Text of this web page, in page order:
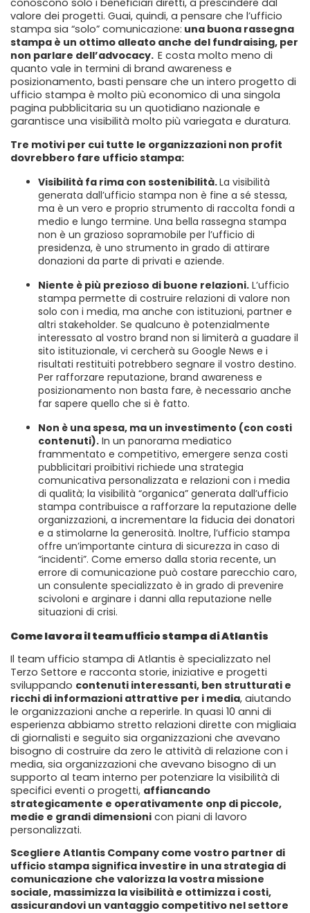
conoscono solo i beneficiari diretti, a prescindere dal
valore dei progetti. Guai, quindi, a pensare che l’ufficio
stampa sia “solo” comunicazione: una buona rassegna
stampa è un ottimo alleato anche del fundraising, per
non parlare dell’advocacy. E costa molto meno di
quanto vale in termini di brand awareness e
posizionamento, basti pensare che un intero progetto di
ufficio stampa è molto più economico di una singola
pagina pubblicitaria su un quotidiano nazionale e
garantisce una visibilità molto più variegata e duratura.
Tre motivi per cui tutte le organizzazioni non profit
dovrebbero fare ufficio stampa:
Visibilità fa rima con sostenibilità.La visibilità
generata dall’ufficio stampa non è fine a sé stessa,
ma è un vero e proprio strumento di raccolta fondi a
medio e lungo termine. Una bella rassegna stampa
non è un grazioso sopramobile per l’ufficio di
presidenza, è uno strumento in grado di attirare
donazioni da parte di privati e aziende.
Niente è più prezioso di buone relazioni. L’ufficio
stampa permette di costruire relazioni di valore non
solo con i media, ma anche con istituzioni, partner e
altri stakeholder. Se qualcuno è potenzialmente
interessato al vostro brand non si limiterà a guadare il
sito istituzionale, vi cercherà su Google News e i
risultati restituiti potrebbero segnare il vostro destino.
Per rafforzare reputazione, brand awareness e
posizionamento non basta fare, è necessario anche
far sapere quello che si è fatto.
Non è una spesa, ma un investimento (con costi
contenuti). In un panorama mediatico
frammentato e competitivo, emergere senza costi
pubblicitari proibitivi richiede una strategia
comunicativa personalizzata e relazioni con i media
di qualità; la visibilità “organica” generata dall’ufficio
stampa contribuisce a rafforzare la reputazione delle
organizzazioni, a incrementare la fiducia dei donatori
e a stimolarne la generosità. Inoltre, l’ufficio stampa
offre un’importante cintura di sicurezza in caso di
“incidenti”. Come emerso dalla storia recente, un
errore di comunicazione può costare parecchio caro,
un consulente specializzato è in grado di prevenire
scivoloni e arginare i danni alla reputazione nelle
situazioni di crisi.
Come lavora il team ufficio stampa di Atlantis
Il team ufficio stampa di Atlantis è specializzato nel
Terzo Settore e racconta storie, iniziative e progetti
sviluppando contenuti interessanti, ben strutturati e
ricchi di informazioni attrattive per i media, aiutando
le organizzazioni anche a reperirle. In quasi 10 anni di
esperienza abbiamo stretto relazioni dirette con migliaia
di giornalisti e seguito sia organizzazioni che avevano
bisogno di costruire da zero le attività di relazione con i
media, sia organizzazioni che avevano bisogno di un
supporto al team interno per potenziare la visibilità di
specifici eventi o progetti, affiancando
strategicamente e operativamente onp di piccole,
medie e grandi dimensioni con piani di lavoro
personalizzati.
Scegliere Atlantis Company come vostro partner di
ufficio stampa significa investire in una strategia di
comunicazione che valorizza la vostra missione
sociale, massimizza la visibilità e ottimizza i costi,
assicurandovi un vantaggio competitivo nel settore